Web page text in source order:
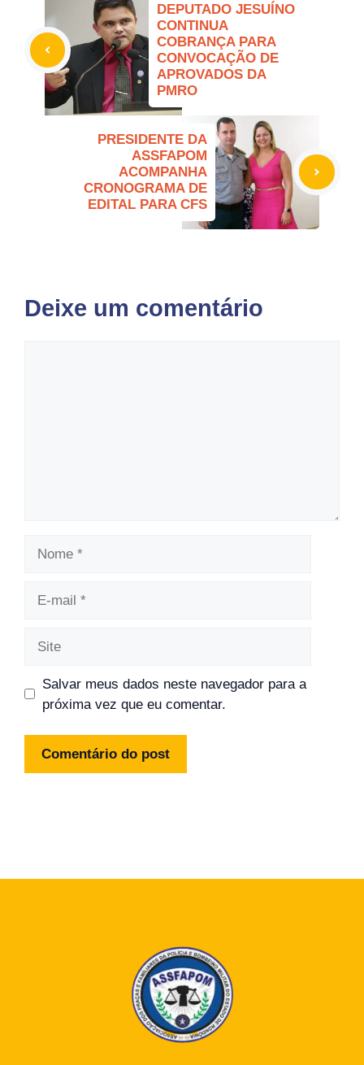
DEPUTADO JESUÍNO
CONTINUA
COBRANÇA PARA
CONVOCAÇÃO DE
APROVADOS DA
PMRO
PRESIDENTE DA
ASSFAPOM
ACOMPANHA
CRONOGRAMA DE
EDITAL PARA CFS
Deixe um comentário
Salvar meus dados neste navegador para a
próxima vez que eu comentar.